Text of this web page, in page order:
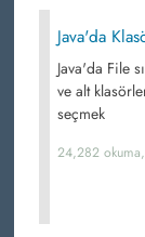
Java'da
Java'da File
ve alt
seçmek
24,282 okuma,